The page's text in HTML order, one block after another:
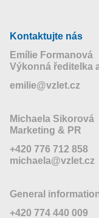
Kontaktujte nás
Emílie Formanová
Výkonná ředitelka
emilie@vzlet.cz
Michaela Sikorová
Marketing & PR
+420 776 712 858
michaela@vzlet.cz
General
+420 774 440 009